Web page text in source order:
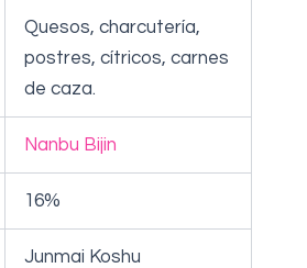
Quesos, charcutería,
postres, cítricos, carnes
de caza.
Nanbu Bijin
16%
Junmai Koshu